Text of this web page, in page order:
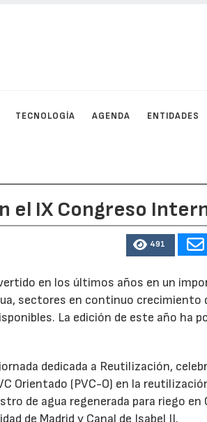
TECNOLOGÍA AGENDA ENTIDADES
IX Congreso
491
en los últimos años en un
sectores en continuo crecimiento
La edición de este año ha
dedicada a Reutilización,
Orientado (PVC-O) en la
de agua regenerada para riego en